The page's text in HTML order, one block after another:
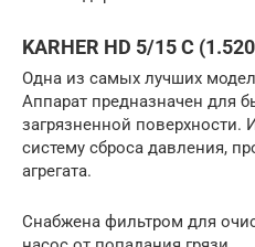
KARHER HD 5/15 C
Одна из самых лучших
Аппарат предназначен для
загрязненной поверхности.
систему сброса давления,
агрегата.
Снабжена фильтром для